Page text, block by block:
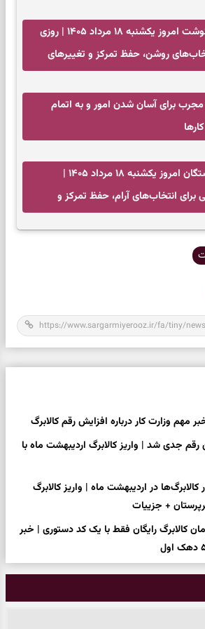
فال سرنوشت امروز یکشنبه ۱۸ مرداد ۱۴۰۵ | روزی
روشن، حفظ تمرکز و تغییرهای
مجرب برای آسان شدن امور و به اتمام
فال فرشتگان امروز یکشنبه ۱۸ مرداد ۱۴۰۵ |
برای انتخاب‌های آرام، حفظ تمرکز و
مهم وزارت کار درباره افزایش رقم کالابرگ
رقم جدی شد | واریز کالابرگ اردیبهشت ماه با
کالابرگ‌ها در اردیبهشت ماه | واریز کالابرگ
+ جزییات
۱٫۲۵۰٫۰۰۰ تومان کالابرگ رایگان فقط با یک کد دستوری | خبر